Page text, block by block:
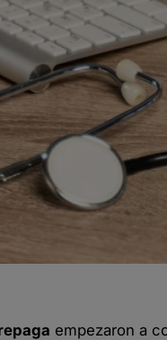
empezaron a